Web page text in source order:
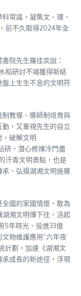
常識，凝集文、理、
前不久取得2024年全
院先生羅佳奕說：
稻研討不竭獲得新結
上生生不息的文明符
制教導、導師制培育與
，又重視先生的自立
，破解文明
研，潛心修煉冷門盡
汗青文明景點，也是
、弘揚湖湘文明施展
國的家國情懷、敢為
湘文明傳下往、活起
5年時光、投進33億
物維護應用“六年夜
計劃，加速《湖湘文
成長的新途徑，浮現